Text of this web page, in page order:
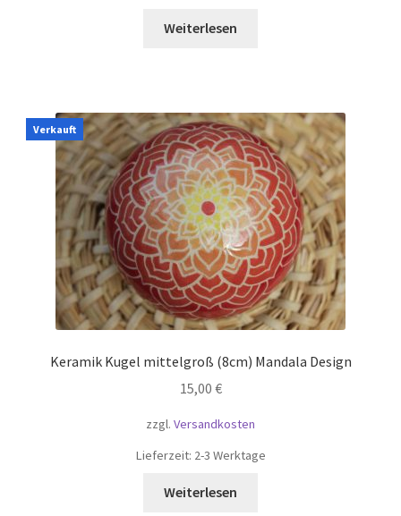
Weiterlesen
Verkauft
Keramik Kugel mittelgroß (8cm) Mandala Design
15,00 €
zzgl. Versandkosten
Lieferzeit: 2-3 Werktage
Weiterlesen